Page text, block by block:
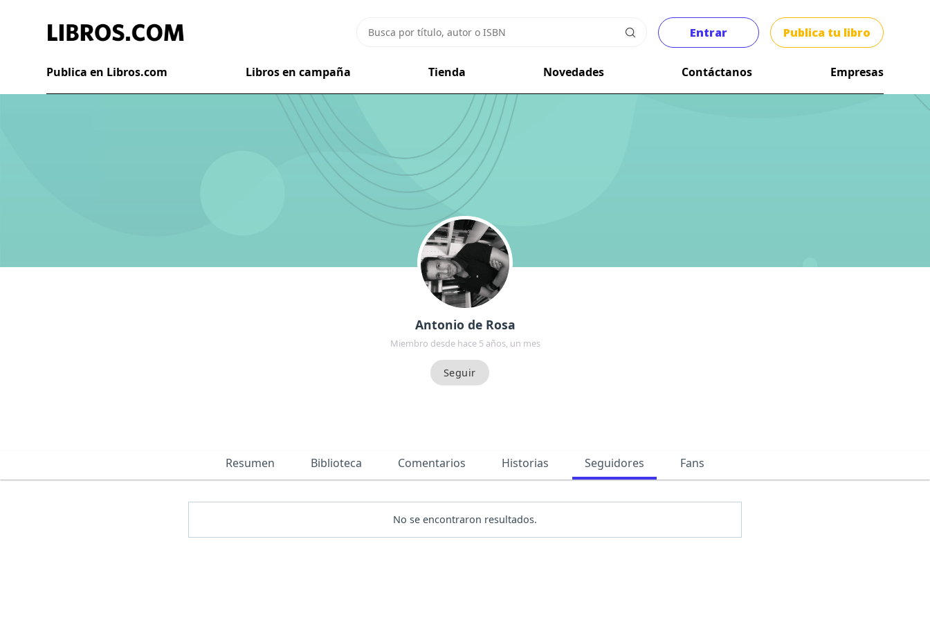
Entrar Publica tu libro
Publica en Libros.com Libros en campaña Tienda Novedades Contáctanos Empresas
Antonio de Rosa
Miembro desde hace 5 años, un mes
Resumen Biblioteca Comentarios Historias Seguidores Fans
No se encontraron resultados.